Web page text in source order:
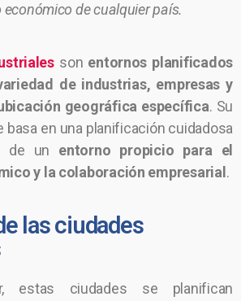
de cualquier país.
son entornos planificados
de industrias, empresas y
geográfica específica. Su
en una planificación cuidadosa
de un entorno propicio para el
y la colaboración empresarial .
las ciudades
estas ciudades se planifican